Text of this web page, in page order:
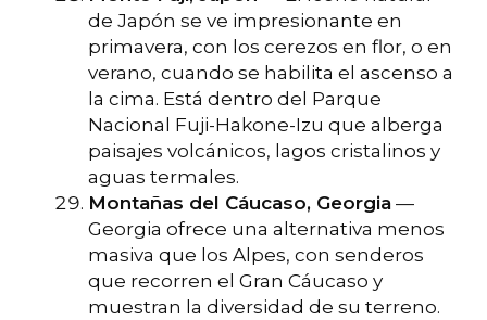
de Japón se ve impresionante en
primavera, con los cerezos en flor, o en
verano, cuando se habilita el ascenso a
la cima. Está dentro del Parque
Nacional Fuji-Hakone-Izu que alberga
paisajes volcánicos, lagos cristalinos y
aguas termales.
Montañas del Cáucaso, Georgia —
Georgia ofrece una alternativa menos
masiva que los Alpes, con senderos
que recorren el Gran Cáucaso y
muestran la diversidad de su terreno.